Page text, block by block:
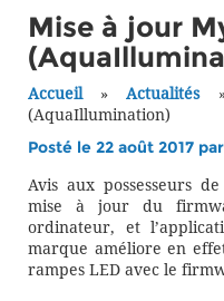
Mise à jour
Accueil»Actualités
(AquaIllumination)
Posté le 22 août 2017 par
Avis aux possesseurs
mise à jour du
ordinateur, et
marque améliore en
rampes LED avec le